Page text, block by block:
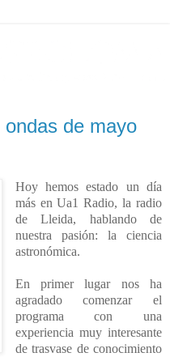
de mayo
Hoy hemos estado un día
más en Ua1 Radio, la radio
de Lleida, hablando de
nuestra pasión: la ciencia
astronómica.
En primer lugar nos ha
agradado comenzar el
programa con una
experiencia muy interesante
de trasvase de conocimiento